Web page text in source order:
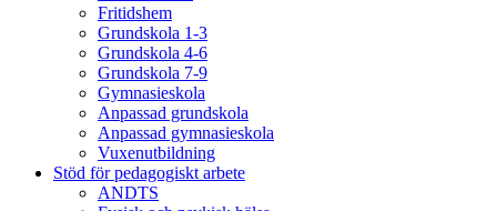
Fritidshem
Grundskola 1-3
Grundskola 4-6
Grundskola 7-9
Gymnasieskola
Anpassad grundskola
Anpassad gymnasieskola
Vuxenutbildning
Stöd för pedagogiskt arbete
ANDTS